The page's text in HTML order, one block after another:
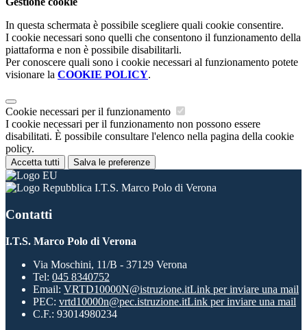
In questa schermata è possibile scegliere quali cookie consentire.
I cookie necessari sono quelli che consentono il funzionamento della
piattaforma e non è possibile disabilitarli.
Per conoscere quali sono i cookie necessari al funzionamento potete
visionare la COOKIE POLICY.
Cookie necessari per il funzionamento
I cookie necessari per il funzionamento non possono essere
disabilitati. È possibile consultare l'elenco nella pagina della cookie
policy.
Accetta tutti Salva le preferenze
I.T.S. Marco Polo di Verona
Contatti
I.T.S. Marco Polo di Verona
Via Moschini, 11/B - 37129 Verona
Tel: 045 8340752
Email: VRTD10000N@istruzione.itLink per inviare una mail
PEC: vrtd10000n@pec.istruzione.itLink per inviare una mail
C.F.: 93014980234